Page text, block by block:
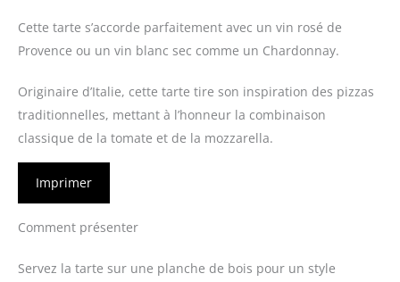
Cette tarte s’accorde parfaitement avec un vin rosé de
Provence ou un vin blanc sec comme un Chardonnay.
Originaire d’Italie, cette tarte tire son inspiration des pizzas
traditionnelles, mettant à l’honneur la combinaison
classique de la tomate et de la mozzarella.
Imprimer
Comment présenter
Servez la tarte sur une planche de bois pour un style